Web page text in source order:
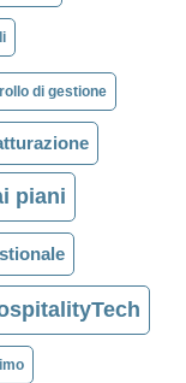
di gestione
piani
imo